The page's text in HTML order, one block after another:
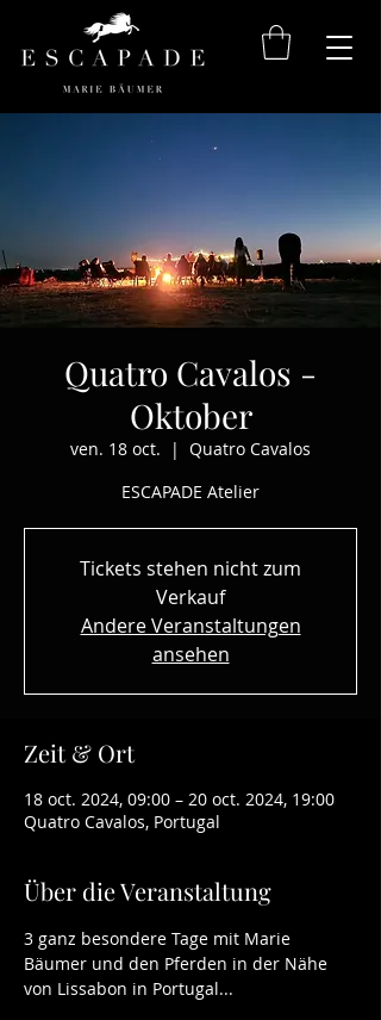
Quatro Cavalos -
Oktober
ven. 18 oct.
  |
Quatro Cavalos
ESCAPADE Atelier
Tickets stehen nicht zum
Verkauf
Andere Veranstaltungen
ansehen
Zeit & Ort
18 oct. 2024, 09:00 – 20 oct. 2024, 19:00
Quatro Cavalos, Portugal
Über die Veranstaltung
3 ganz besondere Tage mit Marie
Bäumer und den Pferden in der Nähe
von Lissabon in Portugal...